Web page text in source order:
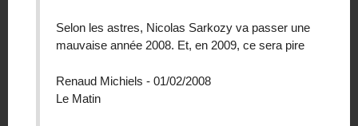
Selon les astres, Nicolas Sarkozy va passer une
mauvaise année 2008. Et, en 2009, ce sera pire
Renaud Michiels - 01/02/2008
Le Matin